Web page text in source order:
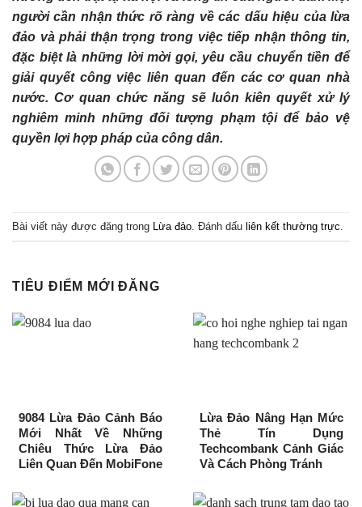
người cần nhận thức rõ ràng về các dấu hiệu của lừa
đảo và phải thận trọng trong việc tiếp nhận thông tin,
đặc biệt là những lời mời gọi, yêu cầu chuyển tiền để
giải quyết công việc liên quan đến các cơ quan nhà
nước. Cơ quan chức năng sẽ luôn kiên quyết xử lý
nghiêm minh những đối tượng phạm tội để bảo vệ
quyền lợi hợp pháp của công dân.
Bài viết này được đăng trong Lừa đảo . Đánh dấu liên kết thường trực
TIÊU ĐIỂM MỚI ĐĂNG
9084 Lừa Đảo Cảnh Báo
Mới Nhất Về Những
Chiêu Thức Lừa Đảo
Liên Quan Đến MobiFone
Lừa Đảo Nâng Hạn Mức
Thẻ Tín Dụng
Techcombank Cảnh Giác
Và Cách Phòng Tránh